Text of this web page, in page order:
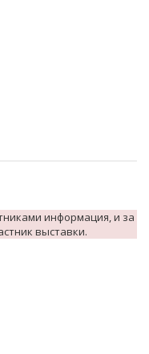
информация, и за
выставки.